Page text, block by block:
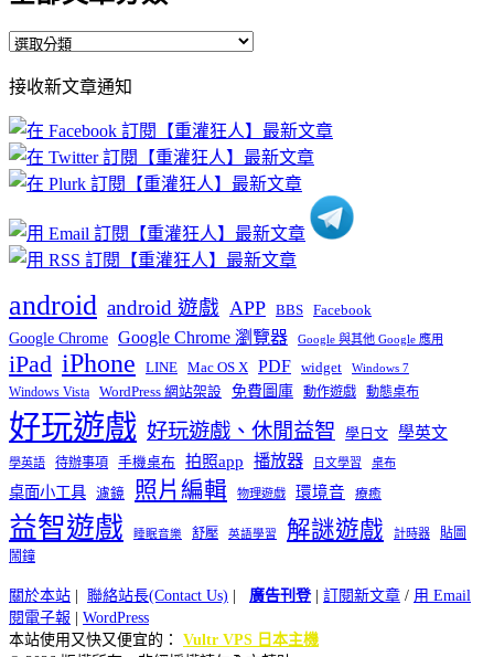
全
文
章
分
類
接收新文章通知
android android 遊戲 APP BBS Facebook
Google Chrome Google Chrome 瀏覽器 Google 與其他 Google 應用
iPad iPhone LINE Mac OS X PDF widget Windows 7
Windows Vista WordPress 網站架設 免費圖庫 動作遊戲 動態桌布
好玩遊戲 好玩遊戲、休閒益智 學日文 學英文
學英語 待辦事項 手機桌布 拍照app 播放器 日文學習 桌布
桌面小工具 濾鏡 照片編輯 物理遊戲 環境音 療癒
益智遊戲 睡眠音樂 舒壓 英語學習 解謎遊戲 計時器
貼圖
鬧鐘
關於本站 聯絡站長(Contact Us) 廣告刊登| 訂閱新文章 / 用 Email
閱電子報
WordPress
本站使用又快又便宜的： Vultr VPS 日本主機